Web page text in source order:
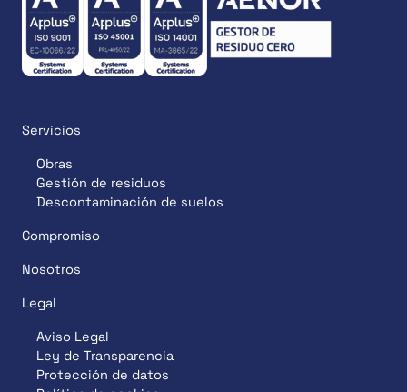
Servicios
Obras
Gestión de residuos
Descontaminación de suelos
Compromiso
Nosotros
Legal
Aviso Legal
Ley de Transparencia
Protección de datos